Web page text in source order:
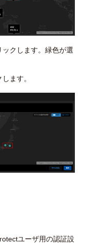
クします。緑色が選
ます。
ユーザ用の認証設